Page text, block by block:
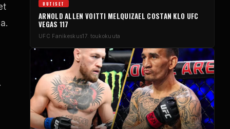
UUTISET
ARNOLD ALLEN VOITTI MELQUIZAEL COSTAN KLO UFC
VEGAS 117
UFC Fanikeskus17. toukokuuta